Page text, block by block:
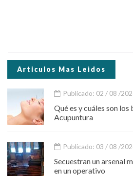
Articulos Mas Leidos
Publicado: 02 / 08 /
Qué es y cuáles son
Acupuntura
Publicado: 03 / 08 /
Secuestran un arsenal
en un operativo